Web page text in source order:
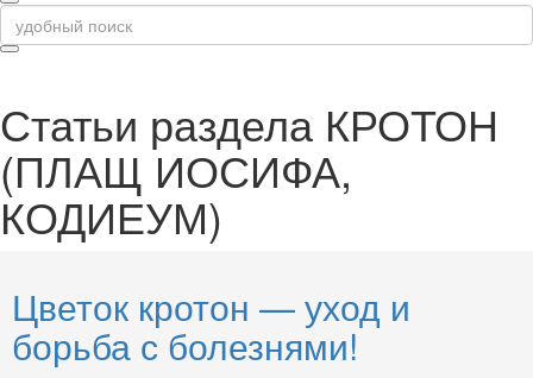
Статьи раздела КРОТОН
(ПЛАЩ ИОСИФА,
КОДИЕУМ)
Цветок кротон — уход и
борьба с болезнями!